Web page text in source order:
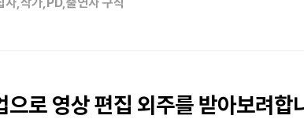
으로 영상 편집 외주를 받아보려합